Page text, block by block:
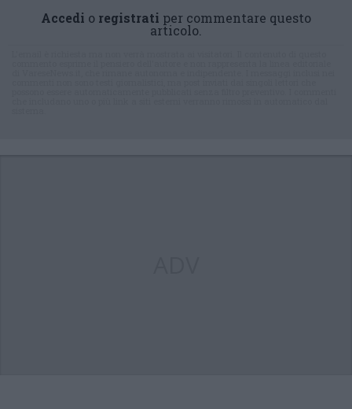
Accedi o registrati per commentare questo
articolo.